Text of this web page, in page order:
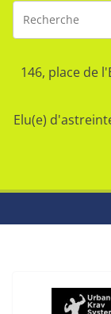
146, place de
Elu(e)